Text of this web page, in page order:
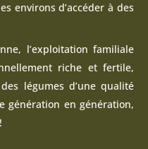
environs d’accéder à des
l’exploitation familiale
riche et fertile,
légumes d’une qualité
génération en génération,